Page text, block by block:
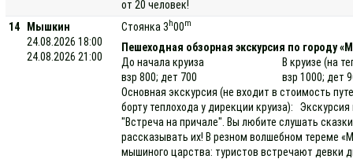
от 20 человек!
14
Мышкин
24.08.2026 18:00
24.08.2026 21:00
Стоянка 3 h00m
Пешеходная обзорная экскурсия по городу
До начала круиза
взр 800; дет 700
В круизе (на
взр 1000; дет
Основная экскурсия (не входит в стоимость
борту теплохода у дирекции круиза):
"Встреча на причале". Вы любите слушать
рассказывать их! В резном волшебном тереме
мышиного царства: туристов встречают девки